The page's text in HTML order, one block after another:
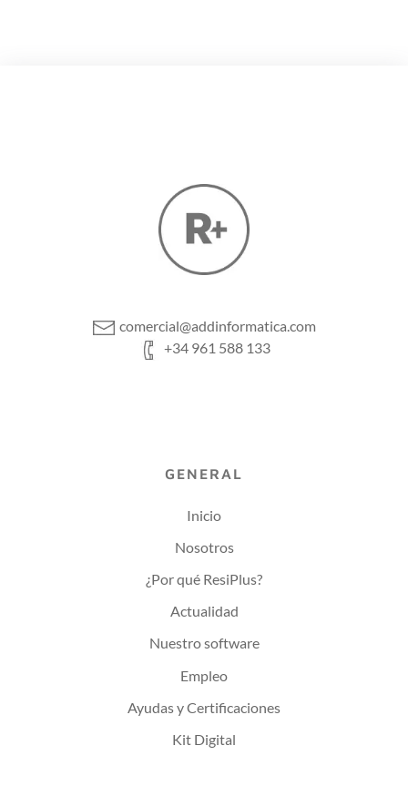
comercial@addinformatica.com
+34 961 588 133
GENERAL
Inicio
Nosotros
¿Por qué ResiPlus?
Actualidad
Nuestro software
Empleo
Ayudas y Certificaciones
Kit Digital